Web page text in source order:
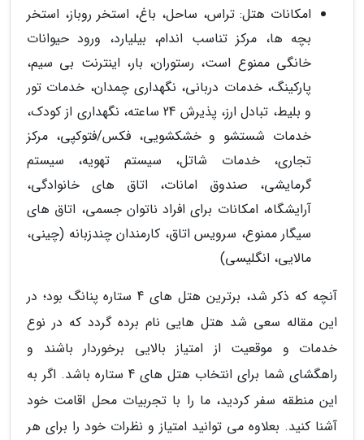
امکانات هتل: تراس، ساحل، باغ، استخر روباز، استخر
بچه ها، مرکز تناسب اندام، بیلیارد، ورود حیوانات
خانگی ممنوع است، رستوران، بار، اینترنت بی سیم،
پارکینگ، خدمات دربانی، نگهداری چمدان، خدمات تور
و بلیط، تبادل ارز، پذیرش 24 ساعته، نگهداری از کودک،
خدمات شستشو و خشکشویی، فکس/فتوکپی، مرکز
تجاری، خدمات شاتل، سیستم تهویه، سیستم
گرمایشی، صندوق امانات، اتاق های خانوادگی،
آرایشگاه، امکانات برای افراد ناتوان جسمی، اتاق های
سیگار ممنوع، سرویس اتاق، کارمندان چندزبانه (چینی،
مالایی، انگلیسی)
آنچه که ذکر شد، برترین هتل های 4 ستاره پنانگ بود؛ در
این مقاله سعی شد هتل هایی نام برده گردد که در نوع
خدمات و موقعیت از امتیاز بالایی برخوردار باشند و
راهگشای شما برای انتخاب هتل های 4 ستاره باشد. اگر به
این منطقه سفر کردید، ما را با تجربیات محل اقامت خود
آشنا کنید. بعلاوه می توانید امتیاز و نظرات خود را برای هر